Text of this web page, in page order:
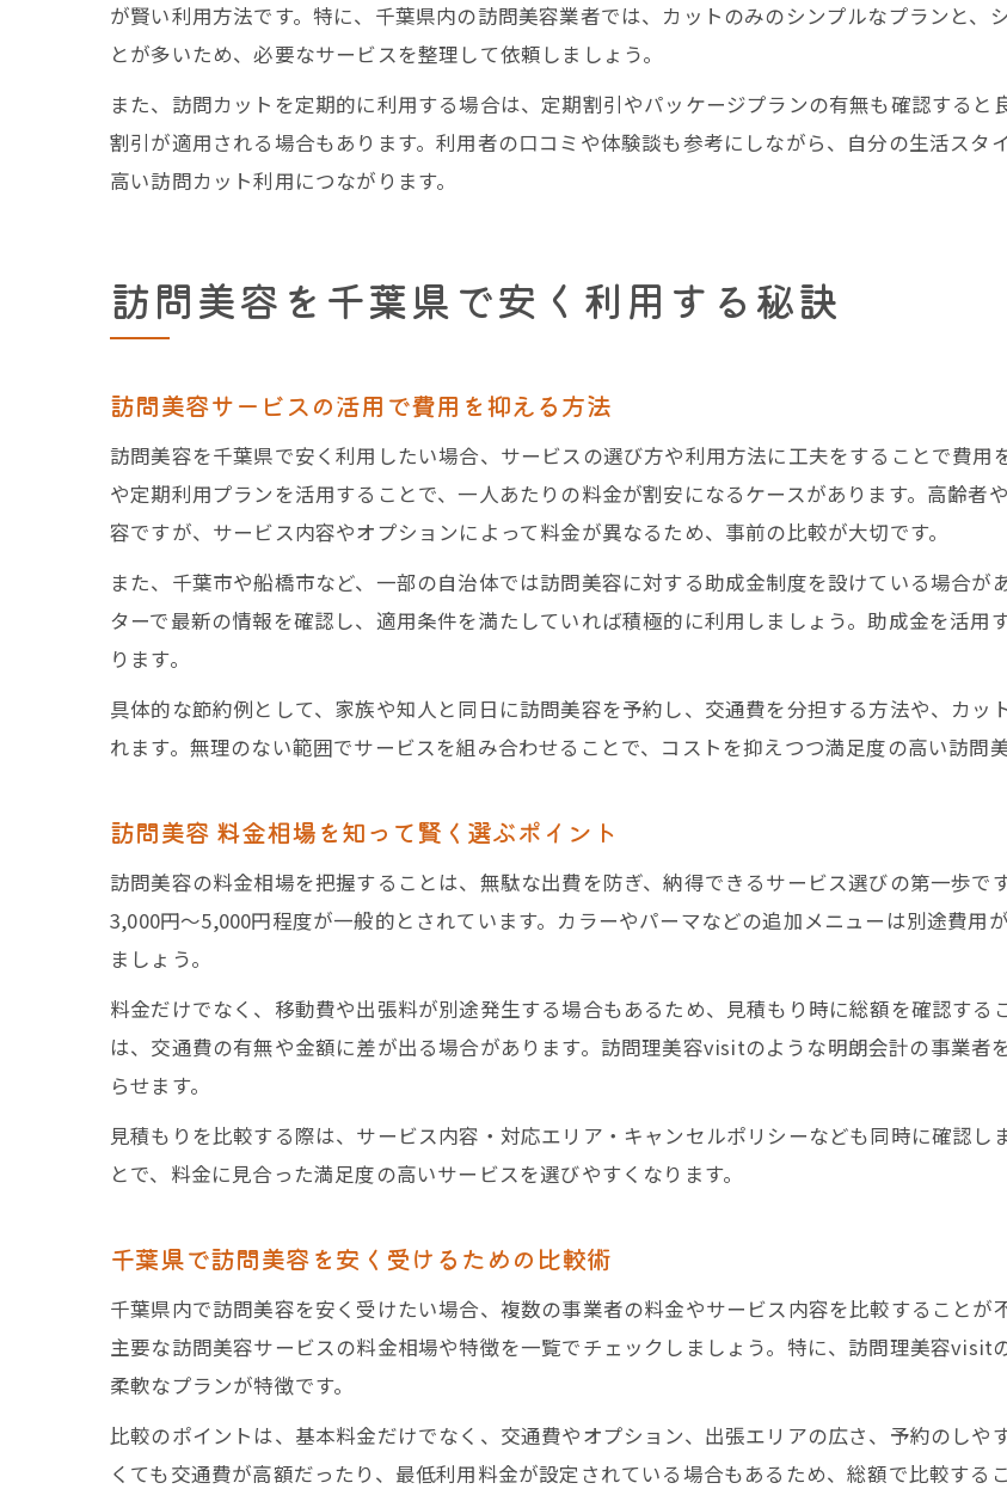
が賢い利用方法です。特に、千葉県内の訪問美容業者では、カットのみのシンプルなプランと、
とが多いため、必要なサービスを整理して依頼しましょう。
また、訪問カットを定期的に利用する場合は、定期割引やパッケージプランの有無も確認する
割引が適用される場合もあります。利用者の口コミや体験談も参考にしながら、自分の生活ス
高い訪問カット利用につながります。
訪問美容を千葉県で安く利用する秘訣
訪問美容サービスの活用で費用を抑える方法
訪問美容を千葉県で安く利用したい場合、サービスの選び方や利用方法に工夫をすることで費
や定期利用プランを活用することで、一人あたりの料金が割安になるケースがあります。高齢者
容ですが、サービス内容やオプションによって料金が異なるため、事前の比較が大切です。
また、千葉市や船橋市など、一部の自治体では訪問美容に対する助成金制度を設けている場合
ターで最新の情報を確認し、適用条件を満たしていれば積極的に利用しましょう。助成金を活用
ります。
具体的な節約例として、家族や知人と同日に訪問美容を予約し、交通費を分担する方法や、カ
れます。無理のない範囲でサービスを組み合わせることで、コストを抑えつつ満足度の高い訪問美
訪問美容 料金相場を知って賢く選ぶポイント
訪問美容の料金相場を把握することは、無駄な出費を防ぎ、納得できるサービス選びの第一歩
3,000円〜5,000円程度が一般的とされています。カラーやパーマなどの追加メニューは別途費用
ましょう。
料金だけでなく、移動費や出張料が別途発生する場合もあるため、見積もり時に総額を確認す
は、交通費の有無や金額に差が出る場合があります。訪問理美容visitのような明朗会計の事業者
らせます。
見積もりを比較する際は、サービス内容・対応エリア・キャンセルポリシーなども同時に確認
とで、料金に見合った満足度の高いサービスを選びやすくなります。
千葉県で訪問美容を安く受けるための比較術
千葉県内で訪問美容を安く受けたい場合、複数の事業者の料金やサービス内容を比較することが
主要な訪問美容サービスの料金相場や特徴を一覧でチェックしましょう。特に、訪問理美容visit
柔軟なプランが特徴です。
比較のポイントは、基本料金だけでなく、交通費やオプション、出張エリアの広さ、予約のしや
くても交通費が高額だったり、最低利用料金が設定されている場合もあるため、総額で比較するこ